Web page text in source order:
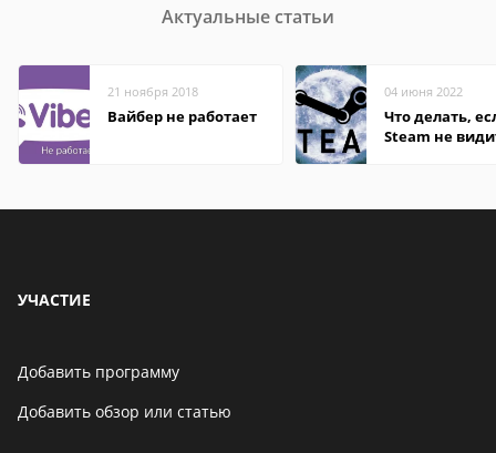
Актуальные статьи
21 ноября 2018
Вайбер не работает
04 июня 2022
Что делать,
Steam не
УЧАСТИЕ
Добавить программу
Добавить обзор или статью